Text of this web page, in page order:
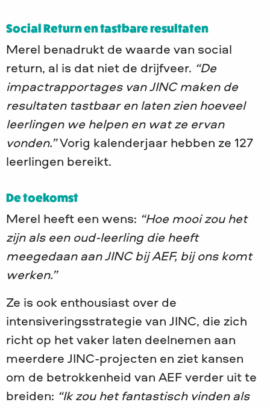
Social Return en tastbare resultaten
Merel benadrukt de waarde van social
return, al is dat niet de drijfveer. “De
impactrapportages van JINC maken de
resultaten tastbaar en laten zien hoeveel
leerlingen we helpen en wat ze ervan
vonden.”Vorig kalenderjaar hebben ze 127
leerlingen bereikt.
De toekomst
Merel heeft een wens: “Hoe mooi zou het
zijn als een oud-leerling die heeft
meegedaan aan JINC bij AEF, bij ons komt
werken.”
Ze is ook enthousiast over de
intensiveringsstrategie van JINC, die zich
richt op het vaker laten deelnemen aan
meerdere JINC-projecten en ziet kansen
om de betrokkenheid van AEF verder uit te
breiden: “Ik zou het fantastisch vinden als